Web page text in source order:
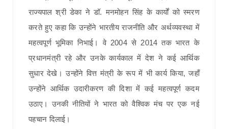
राज्यपाल श्री डेका ने डॉ. मनमोहन सिंह के कार्यों को स्मरण
करते हुए कहा कि उन्होंने भारतीय राजनीति और अर्थव्यवस्था में
महत्वपूर्ण भूमिका निभाई। वे 2004 से 2014 तक भारत के
प्रधानमंत्री रहे और उनके कार्यकाल में देश ने कई आर्थिक
सुधार देखे। उन्होंने वित्त मंत्री के रूप में भी कार्य किया, जहाँ
उन्होंने आर्थिक उदारीकरण की दिशा में कई महत्वपूर्ण कदम
उठाए। उनकी नीतियों ने भारत को वैश्विक मंच पर एक नई
पहचान दिलाई।